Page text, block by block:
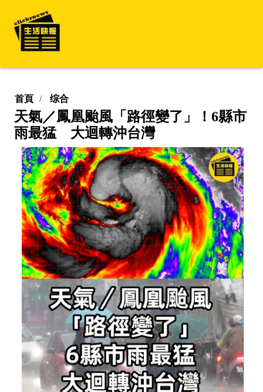
首頁 综合
天氣／鳳凰颱風「路徑變了」！6縣市
雨最猛 大迴轉沖台灣